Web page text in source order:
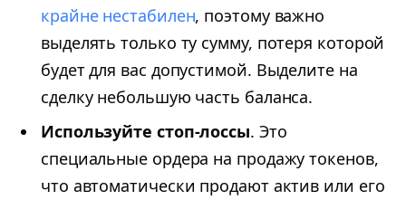
крайне нестабилен, поэтому важно
выделять только ту сумму, потеря которой
будет для вас допустимой. Выделите на
сделку небольшую часть баланса.
Используйте стоп-лоссы. Это
специальные ордера на продажу токенов,
что автоматически продают актив или его